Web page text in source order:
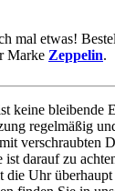
mal etwas!
Marke Zeppelin.
keine bleibende
regelmäßig
verschraubten
darauf zu
die Uhr